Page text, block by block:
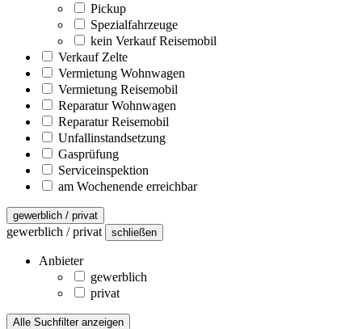
Pickup
Spezialfahrzeuge
kein Verkauf Reisemobil
Verkauf Zelte
Vermietung Wohnwagen
Vermietung Reisemobil
Reparatur Wohnwagen
Reparatur Reisemobil
Unfallinstandsetzung
Gasprüfung
Serviceinspektion
am Wochenende erreichbar
gewerblich / privat
gewerblich / privat schließen
Anbieter
gewerblich
privat
Alle Suchfilter anzeigen